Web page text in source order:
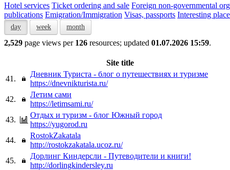
Hotel services Тicket ordering and sale Foreign non-governmental
publications Emigration/Immigration Visas, passports Interesting
day week month
2,529 page views per 126 resources; updated 01.07.2026 15:59.
Site title
41.
Дневник Туриста - блог о путешествиях и туризме
https://dnevnikturista.ru/
42.
Летим сами
https://letimsami.ru/
43.
Отдых и туризм - блог Южный город
https://yugorod.ru
44.
RostokZakatala
http://rostokzakatala.ucoz.ru/
45.
Дорлинг Киндерсли - Путеводители и книги!
http://dorlingkindersley.ru